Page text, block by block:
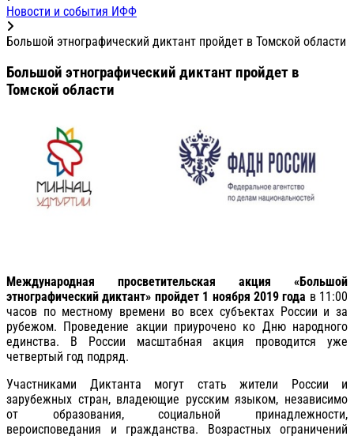
Новости и события ИФФ
Большой этнографический диктант пройдет в Томской области
Большой этнографический диктант пройдет в
Томской области
Международная просветительская акция «Большой
этнографический диктант» пройдет 1 ноября 2019 года в 11:00
часов по местному времени во всех субъектах России и за
рубежом. Проведение акции приурочено ко Дню народного
единства. В России масштабная акция проводится уже
четвертый год подряд.
Участниками Диктанта могут стать жители России и
зарубежных стран, владеющие русским языком, независимо
от образования, социальной принадлежности,
вероисповедания и гражданства. Возрастных ограничений